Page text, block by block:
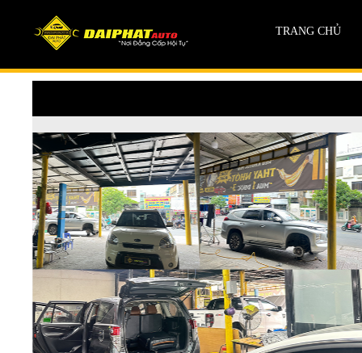
TRANG CHỦ